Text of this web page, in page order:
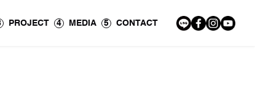
PROJECT 4 MEDIA 5 CONTACT